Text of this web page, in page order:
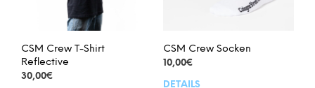
CSM Crew T-Shirt
Reflective
30,00€
CSM Crew Socken
10,00€
DETAILS